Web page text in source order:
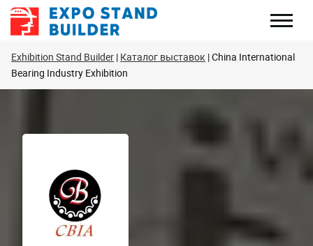
Перейти
Exhibition Stand Builder Каталог выставок China International
Bearing Industry Exhibition